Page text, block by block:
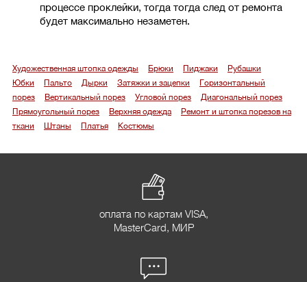
процессе проклейки, тогда тогда след от ремонта
будет максимально незаметен.
Художественная штопка одежды Брюки Пиджаки
Рубашки
Юбки
Пальто Дырки Затяжки и зацепки
Горизонтальный
порез
Вертикальный порез Угловой порез
Диагональный порез
Прямоугольный порез
Верхняя одежда
Ремонт и штопка порезов на
ткани
Штаны Платья Костюмы
оплата по картам VISA,
MasterCard, МИР